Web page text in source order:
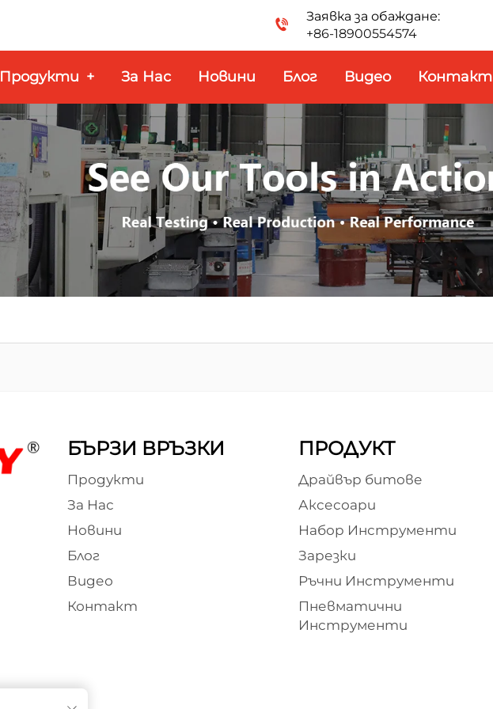
Заявка за обаждане:
+86-18900554574
Продукти + За Нас Новини Блог Видео Контакт
БЪРЗИ ВРЪЗКИ
Продукти
За Нас
Новини
Блог
Видео
Контакт
ПРОДУКТ
Драйвър битове
Аксесоари
Набор Инструменти
Зарезки
Ръчни Инструменти
Пневматични
Инструменти